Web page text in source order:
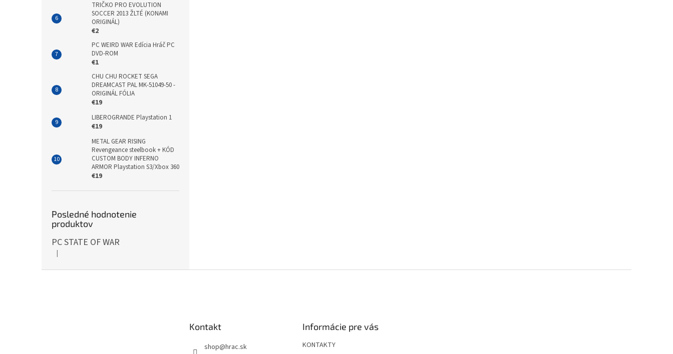
TRIČKO PRO EVOLUTION
SOCCER 2013 ŽLTÉ (KONAMI
ORIGINÁL)
€2
PC WEIRD WAR Edícia Hráč PC
DVD-ROM
€1
CHU CHU ROCKET SEGA
DREAMCAST PAL MK-51049-50 -
ORIGINÁL FÓLIA
€19
LIBEROGRANDE Playstation 1
€19
METAL GEAR RISING
Revengeance steelbook + KÓD
CUSTOM BODY INFERNO
ARMOR Playstation S3/Xbox 360
€19
Posledné hodnotenie
produktov
PC STATE OF WAR
Hodnotenie produktu je 5 z 5 hviezdičiek.
|
Kontakt
shop@hrac.sk
Informácie pre vás
KONTAKTY